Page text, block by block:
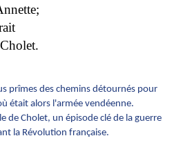
prîmes des chemins détournés pour
était alors l'armée vendéenne.
de Cholet, un épisode clé de la guerre
la Révolution française.